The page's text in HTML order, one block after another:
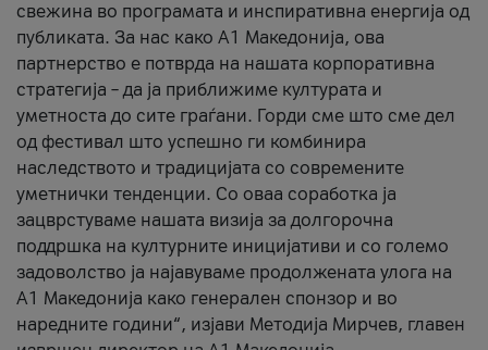
свежина во програмата и инспиративна енергија од
публиката. За нас како A1 Македонија, ова
партнерство е потврда на нашата корпоративна
стратегија – да ја приближиме културата и
уметноста до сите граѓани. Горди сме што сме дел
од фестивал што успешно ги комбинира
наследството и традицијата со современите
уметнички тенденции. Со оваа соработка ја
зацврстуваме нашата визија за долгорочна
поддршка на културните иницијативи и со големо
задоволство ја најавуваме продолжената улога на
A1 Македонија како генерален спонзор и во
наредните години“, изјави Методија Мирчев, главен